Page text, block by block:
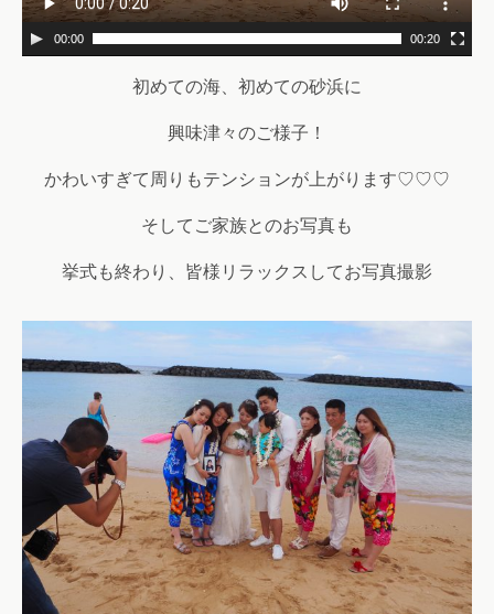
00:00 00:20
初めての海、初めての砂浜に
興味津々のご様子！
かわいすぎて周りもテンションが上がります♡♡♡
そしてご家族とのお写真も
挙式も終わり、皆様リラックスしてお写真撮影